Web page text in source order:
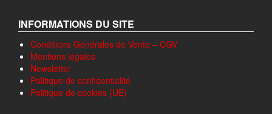
INFORMATIONS DU SITE
Conditions Générales de Vente – CGV
Mentions légales
Newsletter
Politique de confidentialité
Politique de cookies (UE)